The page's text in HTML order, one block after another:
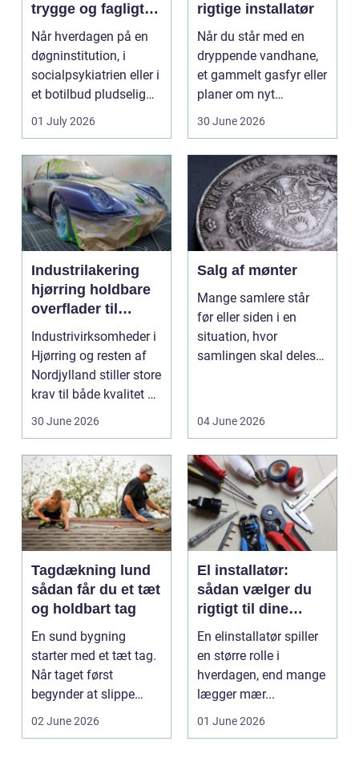
trygge og fagligt
stærke løsninger
Når hverdagen på en
døgninstitution, i
socialpsykiatrien eller i
et botilbud pludselig
ændrer sig, k...
01 July 2026
rigtige installatør
Når du står med en
dryppende vandhane,
et gammelt gasfyr eller
planer om nyt
badeværelse, bliver
30 June 2026
Industrilakering
hjørring holdbare
overflader til
industri og erhverv
Industrivirksomheder i
Hjørring og resten af
Nordjylland stiller store
krav til både kvalitet og
hol...
30 June 2026
Salg af mønter
Mange samlere står
før eller siden i en
situation, hvor
samlingen skal deles
04 June 2026
Tagdækning lund
sådan får du et tæt
og holdbart tag
En sund bygning
starter med et tæt tag.
Når taget først
begynder at slippe
vand ind, kan skaderne
02 June 2026
El installatør:
sådan vælger du
rigtigt til dine
elinstallationer
En elinstallatør spiller
en større rolle i
hverdagen, end mange
lægger mær...
01 June 2026